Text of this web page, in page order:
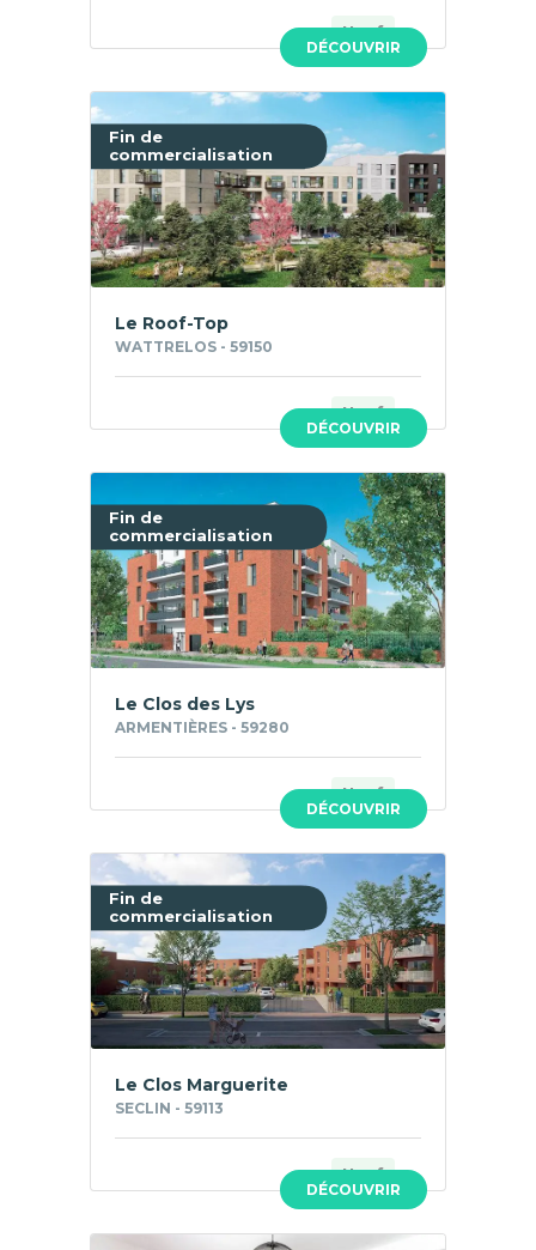
DÉCOUVRIR
Neuf
Fin de
commercialisation
DÉCOUVRIR
Le Roof-Top
WATTRELOS - 59150
Neuf
Fin de
commercialisation
DÉCOUVRIR
Le Clos des Lys
ARMENTIÈRES - 59280
Neuf
Fin de
commercialisation
DÉCOUVRIR
Le Clos Marguerite
SECLIN - 59113
Neuf